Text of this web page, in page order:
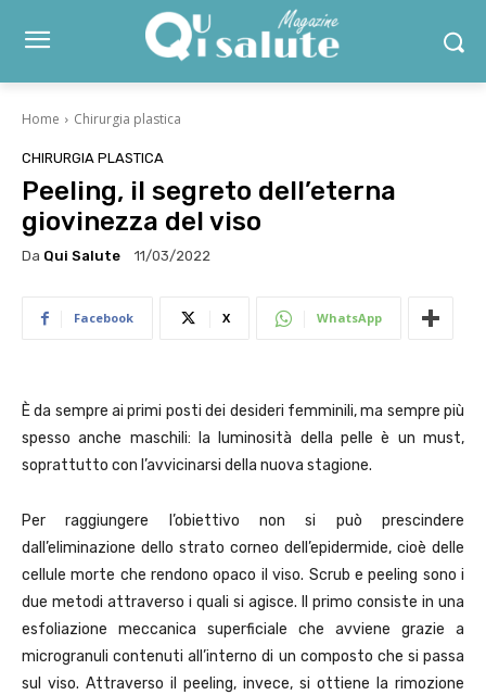
Home Chirurgia plastica
CHIRURGIA PLASTICA
Peeling, il segreto dell’eterna
giovinezza del viso
Da Qui Salute 11/03/2022
Facebook X WhatsApp
È da sempre ai primi posti dei desideri femminili, ma sempre più
spesso anche maschili: la luminosità della pelle è un must,
soprattutto con l’avvicinarsi della nuova stagione.
Per raggiungere l’obiettivo non si può prescindere
dall’eliminazione dello strato corneo dell’epidermide, cioè delle
cellule morte che rendono opaco il viso. Scrub e peeling sono i
due metodi attraverso i quali si agisce. Il primo consiste in una
esfoliazione meccanica superficiale che avviene grazie a
microgranuli contenuti all’interno di un composto che si passa
sul viso. Attraverso il peeling, invece, si ottiene la rimozione